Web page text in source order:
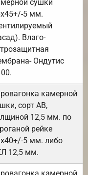
сушки
5 мм.
Влаго-
Ондутис
камерной
сорт АВ,
12,5 мм. по
рейке
5 мм. либо
12,5 мм.
камерной